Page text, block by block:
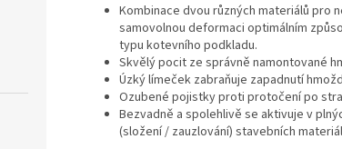
Kombinace dvou různých materiálů pro
samovolnou deformaci optimálním
typu kotevního podkladu.
Skvělý pocit ze správně namontované
Úzký límeček zabraňuje zapadnutí
Ozubené pojistky proti protočení po
Bezvadně a spolehlivě se aktivuje v
(složení / zauzlování) stavebních